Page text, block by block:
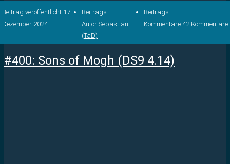
Beitrag veröffentlicht:17.
Dezember 2024
Beitrags-
Autor:Sebastian
(TaD)
Beitrags-
Kommentare:42 Kommentare
#400: Sons of Mogh (DS9 4.14)